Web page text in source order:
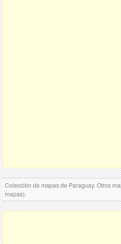
Colección de mapas de Paraguay. Otros
mapas).